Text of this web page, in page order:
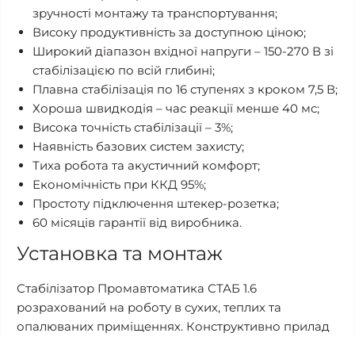
зручності монтажу та транспортування;
Високу продуктивність за доступною ціною;
Широкий діапазон вхідної напруги – 150-270 В зі
стабілізацією по всій глибині;
Плавна стабілізація по 16 ступенях з кроком 7,5 В;
Хороша швидкодія – час реакції менше 40 мс;
Висока точність стабілізації – 3%;
Наявність базових систем захисту;
Тиха робота та акустичний комфорт;
Економічність при ККД 95%;
Простоту підключення штекер-розетка;
60 місяців гарантії від виробника.
Установка та монтаж
Стабілізатор Промавтоматика СТАБ 1.6
розрахований на роботу в сухих, теплих та
опалюваних приміщеннях. Конструктивно прилад